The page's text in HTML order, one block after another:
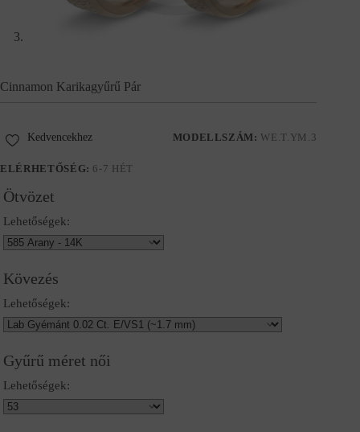
Cinnamon Karikagyűrű Pár
MODELLSZÁM: WE.T.YM.3
ELÉRHETŐSÉG: 6-7 HÉT
Kedvencekhez
Ötvözet
Lehetőségek:
Kövezés
Lehetőségek:
Gyűrű méret női
Lehetőségek: